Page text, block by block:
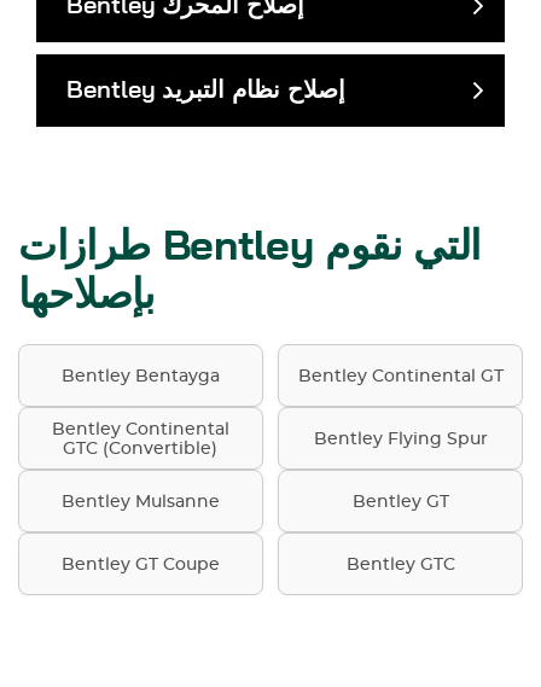
Bentley إصلاح المحرك
Bentley إصلاح نظام التبريد
طرازات Bentley التي نقوم
بإصلاحها
Bentley Bentayga Bentley Continental GT
Bentley Continental
GTC (Convertible)
Bentley Flying Spur
Bentley Mulsanne Bentley GT
Bentley GT Coupe Bentley GTC